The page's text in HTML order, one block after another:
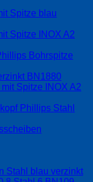
Spitze blau
Spitze INOX A2
Bohrspitze
BN1880
Spitze INOX A2
Phillips Stahl
Stahl blau verzinkt